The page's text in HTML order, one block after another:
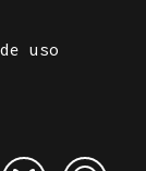
uso